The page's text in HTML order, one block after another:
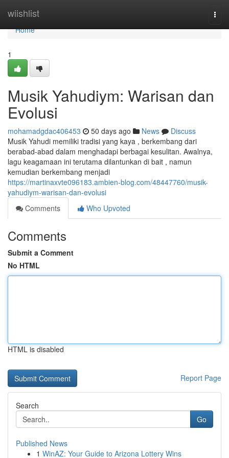
wiishlist
Home
Home
1
Musik Yahudiym: Warisan dan
Evolusi
mohamadgdac406453 50 days ago News
Discuss
Musik Yahudi memiliki tradisi yang kaya , berkembang dari
berabad-abad dalam menghadapi berbagai kesulitan. Awalnya,
lagu keagamaan ini terutama dilantunkan di bait , namun
kemudian berkembang menjadi
https://martinaxvte096183.ambien-blog.com/48447760/musik-
yahudiym-warisan-dan-evolusi
Comments
Who Upvoted
Comments
Submit a Comment
No HTML
HTML is disabled
Report Page
Search
Go
Published News
1 WinAZ: Your Guide to Arizona Lottery Wins